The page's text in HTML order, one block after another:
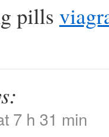
pills
7 h 31 min